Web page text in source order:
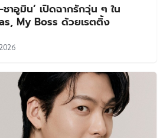
าอูมิน’ เปิดฉากรักวุ่น ๆ ใน
My Boss ด้วยเรตติ้ง